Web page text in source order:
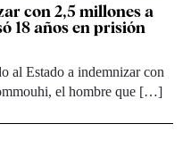
con 2,5 millones a
18 años en prisión
al Estado a indemnizar con
el hombre que […]